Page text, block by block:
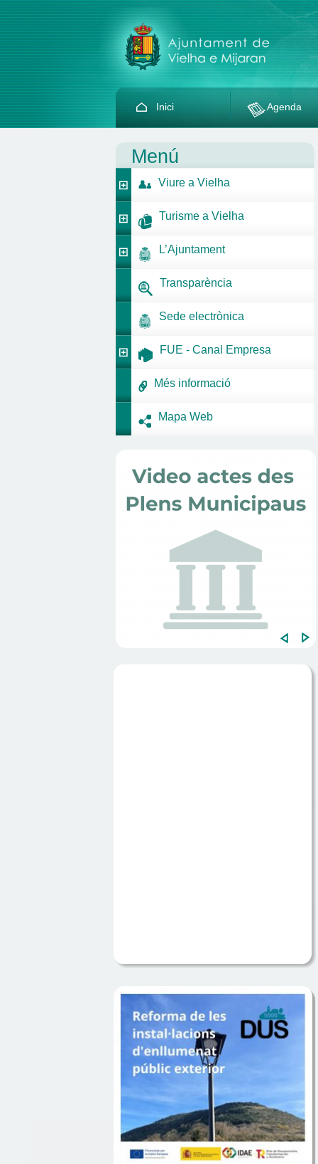
Inici Agenda
Menú
Viure a Vielha
Turisme a Vielha
L’Ajuntament
Transparència
Sede electrònica
FUE - Canal Empresa
Més informació
Mapa Web